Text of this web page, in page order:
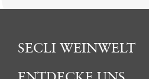
SECLI WEINWELT